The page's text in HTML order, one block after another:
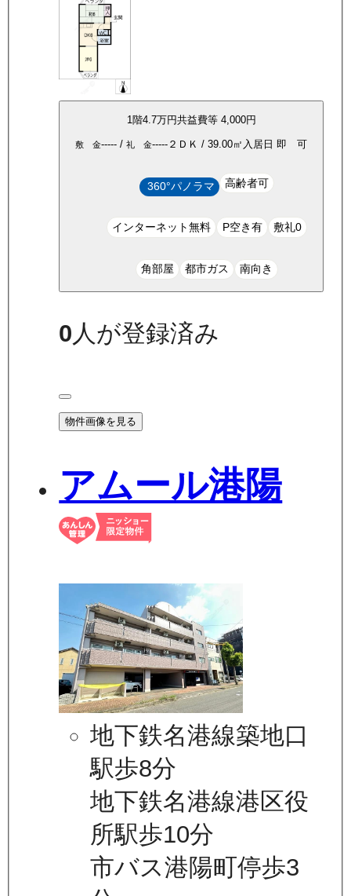
1 階4.7万円共益費等 4,000円
敷 金----- / 礼 金----- ２ＤＫ / 39.00㎡ 入居日 即 可
360°パノラマ 高齢者可
インターネット無料 P空き有 敷礼0
角部屋 都市ガス 南向き
0 人が登録済み
物件画像を見る
アムール港陽
地下鉄名港線築地口
駅歩8分
地下鉄名港線港区役
所駅歩10分
市バス港陽町停歩3